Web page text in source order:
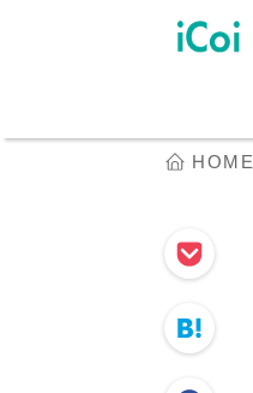
HOME